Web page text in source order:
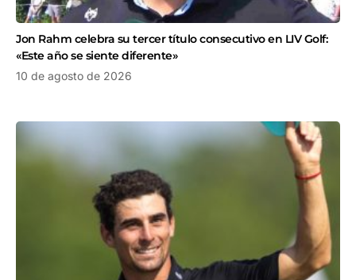
Jon Rahm celebra su tercer título consecutivo en LIV Golf:
«Este año se siente diferente»
10 de agosto de 2026